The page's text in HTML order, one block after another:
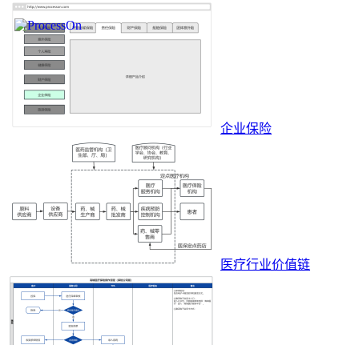
企业保险
医疗行业价值链